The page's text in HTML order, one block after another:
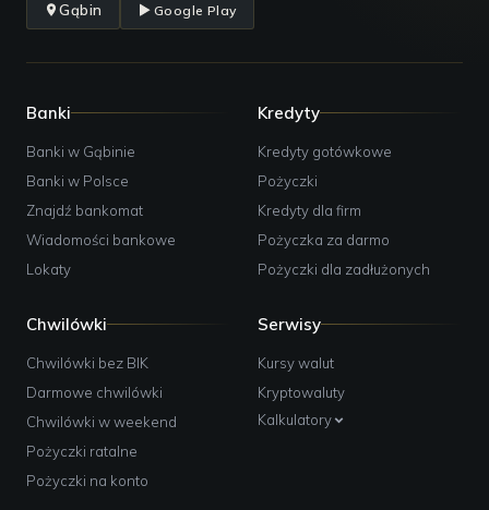
Gąbin Google Play
Banki
Banki w Gąbinie
Banki w Polsce
Znajdź bankomat
Wiadomości bankowe
Lokaty
Kredyty
Kredyty gotówkowe
Pożyczki
Kredyty dla firm
Pożyczka za darmo
Pożyczki dla zadłużonych
Chwilówki
Chwilówki bez BIK
Darmowe chwilówki
Chwilówki w weekend
Pożyczki ratalne
Pożyczki na konto
Serwisy
Kursy walut
Kryptowaluty
Kalkulatory